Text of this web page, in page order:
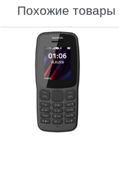
похожие товары